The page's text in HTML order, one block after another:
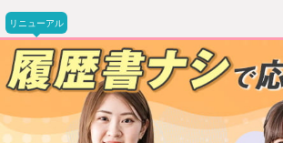
リニューアル